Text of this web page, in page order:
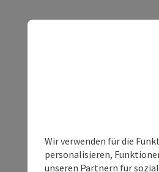
Wir verwenden für die
personalisieren,
unseren Partnern für